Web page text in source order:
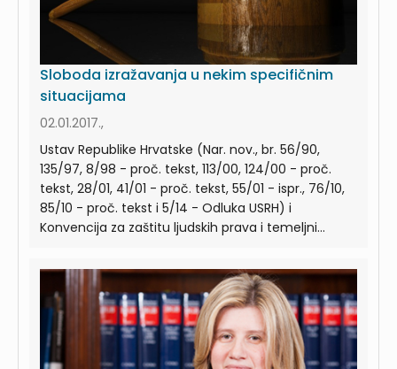
Sloboda izražavanja u nekim specifičnim
situacijama
02.01.2017.,
Ustav Republike Hrvatske (Nar. nov., br. 56/90,
135/97, 8/98 - proč. tekst, 113/00, 124/00 - proč.
tekst, 28/01, 41/01 - proč. tekst, 55/01 - ispr., 76/10,
85/10 - proč. tekst i 5/14 - Odluka USRH) i
Konvencija za zaštitu ljudskih prava i temeljni...